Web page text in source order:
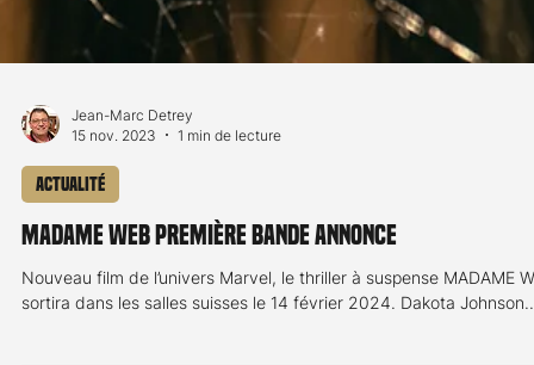
Qui est Madame Web dans les Comics Marvel?
Sony Pictures Switzerland nous gratifie du premier film inspiré des